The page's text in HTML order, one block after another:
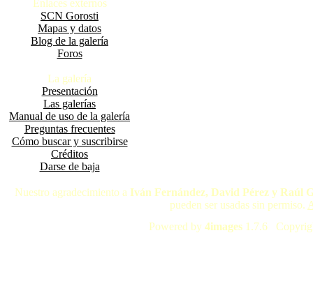
Enlaces externos
SCN Gorosti
Mapas y datos
Blog de la galería
Foros
La galería
Presentación
Las galerías
Manual de uso de la galería
Preguntas frecuentes
Cómo buscar y suscribirse
Créditos
Darse de baja
Nuestro agradecimiento a Iván Fernández, David Pérez y Raúl
pueden ser usadas sin permiso.
Powered by 4images 1.7.6